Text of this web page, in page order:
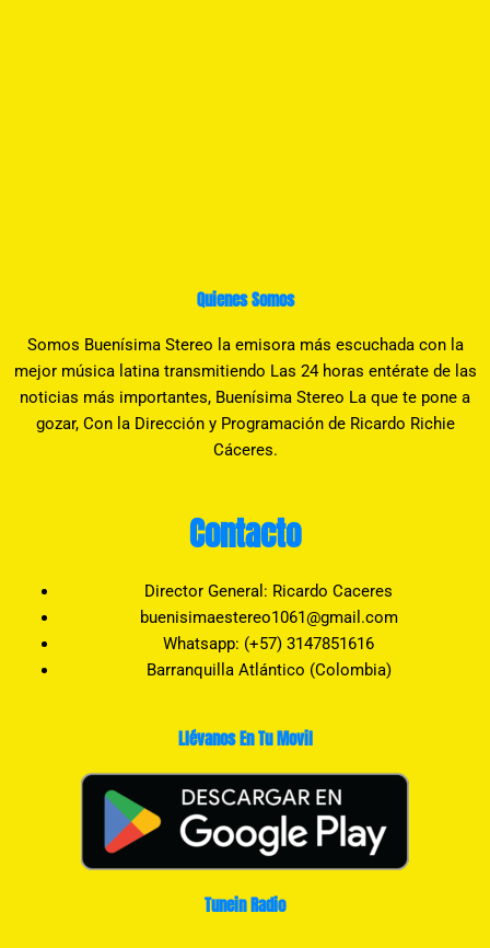
Quienes Somos
Somos Buenísima Stereo la emisora más escuchada con la
mejor música latina transmitiendo Las 24 horas entérate de las
noticias más importantes, Buenísima Stereo La que te pone a
gozar, Con la Dirección y Programación de Ricardo Richie
Cáceres.
Contacto
Director General: Ricardo Caceres
buenisimaestereo1061@gmail.com
Whatsapp: (+57) 3147851616
Barranquilla Atlántico (Colombia)
Llévanos En Tu Movil
Tunein Radio